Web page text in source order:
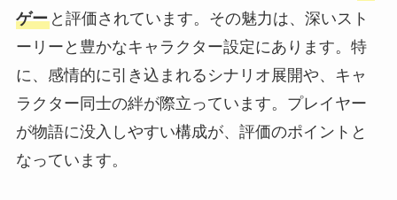
ゲーと評価されています。その魅力は、深いスト
ーリーと豊かなキャラクター設定にあります。特
に、感情的に引き込まれるシナリオ展開や、キャ
ラクター同士の絆が際立っています。プレイヤー
が物語に没入しやすい構成が、評価のポイントと
なっています。